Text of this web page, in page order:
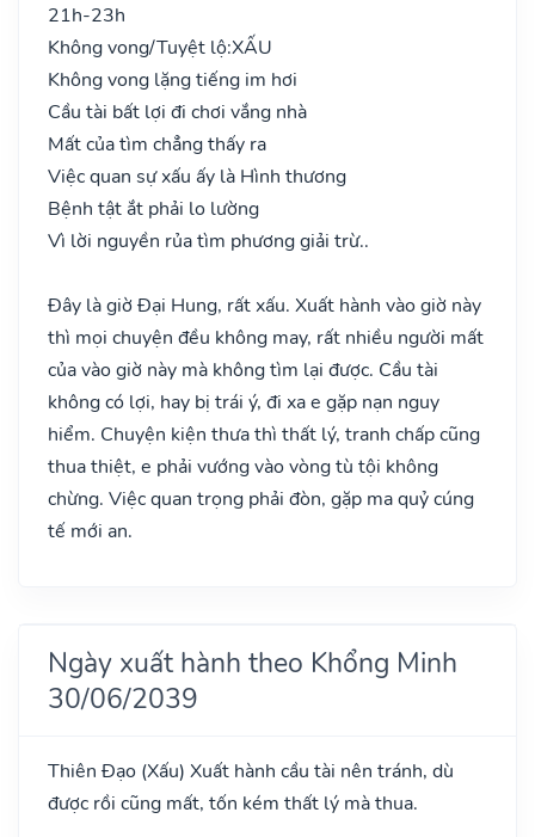
21h-23h
Không vong/Tuyệt lộ:XẤU
Không vong lặng tiếng im hơi
Cầu tài bất lợi đi chơi vắng nhà
Mất của tìm chẳng thấy ra
Việc quan sự xấu ấy là Hình thương
Bệnh tật ắt phải lo lường
Vì lời nguyền rủa tìm phương giải trừ..
Đây là giờ Đại Hung, rất xấu. Xuất hành vào giờ này
thì mọi chuyện đều không may, rất nhiều người mất
của vào giờ này mà không tìm lại được. Cầu tài
không có lợi, hay bị trái ý, đi xa e gặp nạn nguy
hiểm. Chuyện kiện thưa thì thất lý, tranh chấp cũng
thua thiệt, e phải vướng vào vòng tù tội không
chừng. Việc quan trọng phải đòn, gặp ma quỷ cúng
tế mới an.
Ngày xuất hành theo Khổng Minh
30/06/2039
Thiên Đạo (Xấu) Xuất hành cầu tài nên tránh, dù
được rồi cũng mất, tốn kém thất lý mà thua.